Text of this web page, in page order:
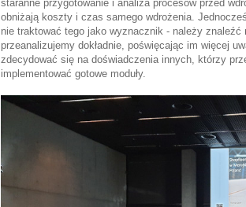
staranne przygotowanie i analiza procesów przed
obniżają koszty i czas samego wdrożenia.
nie traktować tego jako wyznacznik - należy
przeanalizujemy dokładnie, poświęcając im więcej
zdecydować się na doświadczenia innych, którzy
implementować gotowe moduły.